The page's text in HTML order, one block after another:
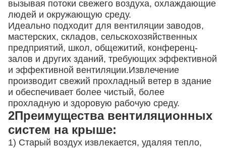
вызывая потоки свежего воздуха, охлаждающие
людей и окружающую среду.
Идеально подходит для вентиляции заводов,
мастерских, складов, сельскохозяйственных
предприятий, школ, общежитий, конференц-
залов и других зданий, требующих эффективной
и эффективной вентиляции.Извлечение
производит свежий прохладный ветер в здание
и обеспечивает более чистый, более
прохладную и здоровую рабочую среду.
2Преимущества вентиляционных
систем на крыше:
1) Старый воздух извлекается, удаляя тепло,